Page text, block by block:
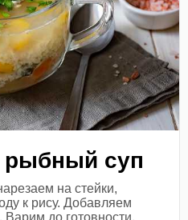
рыбный суп
на стейки,
к рису. Добавляем
до готовности.